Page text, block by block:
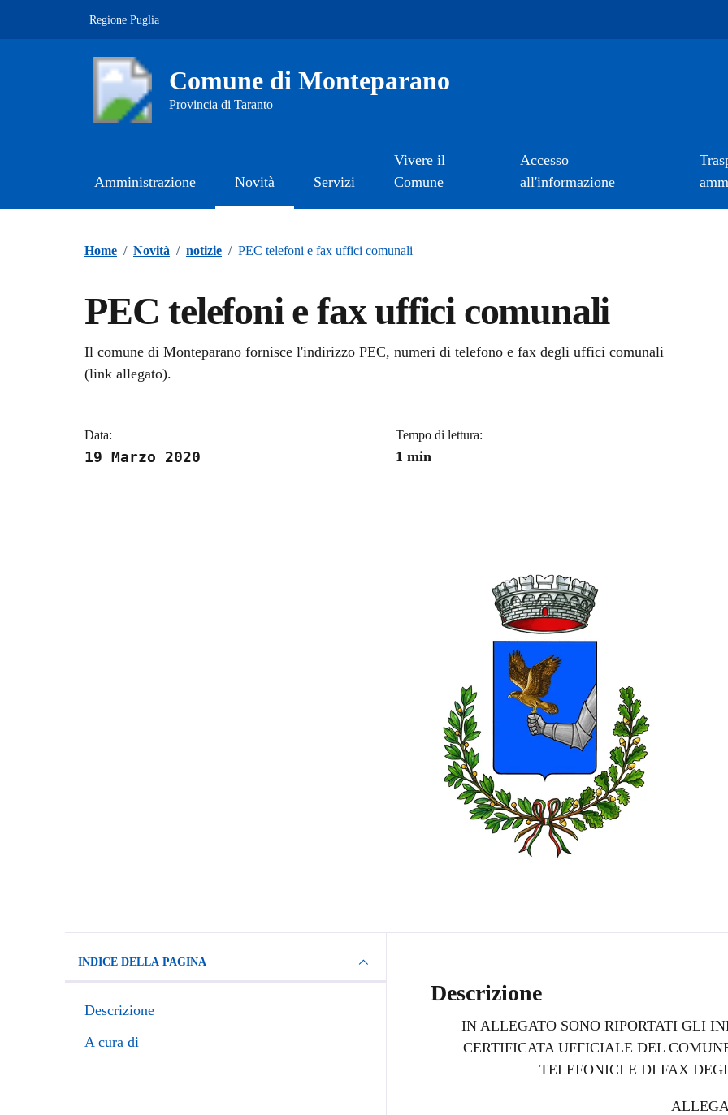
Regione Puglia
Comune di Monteparano
Provincia di Taranto
Amministrazione Novità Servizi
Vivere il
Comune
Accesso
all'informazione
Home / Novità / notizie / PEC telefoni e fax uffici comunali
PEC telefoni e fax uffici comunali
Dettagli della notizia
Il comune di Monteparano fornisce l'indirizzo PEC, numeri di telefono e fax degli uffici comunali
(link allegato).
Data:
19 Marzo 2020
Tempo di lettura:
1 min
INDICE DELLA PAGINA
Descrizione
A cura di
Descrizione
IN ALLEGATO SONO RIPORTATI GLI
CERTIFICATA UFFICIALE DEL
TELEFONICI E DI FAX